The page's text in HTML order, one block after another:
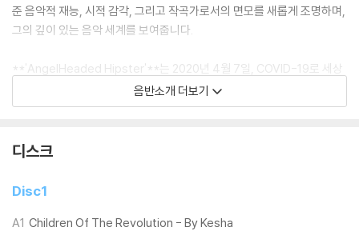
준 음악적 재능, 시적 감각, 그리고 작곡가로서의 면모를 새롭게 조명하며,
그의 깊이 있는 음악 세계를 보여줍니다.
**'AngelHeaded Hipster'**는 2020년 4월 7일, COVID-19로 세상
을 떠난 저명한 음악 프로듀서 **할 윌너(Hal Willner)**가 정성스럽게
제작한 프로젝트입니다. 뉴욕 타임즈(New York Times)는 그를 "거의 4
그는 루 리드(Lou Reed), 마리안느 페이스풀(Marianne Faithfull), 윌
로니어스 몽크(Thelonious Monk), 쿠르트 바일(Kurt Weill), 빈티지
음반소개 더보기
디스크
Disc1
A1 Children Of The Revolution - By Kesha